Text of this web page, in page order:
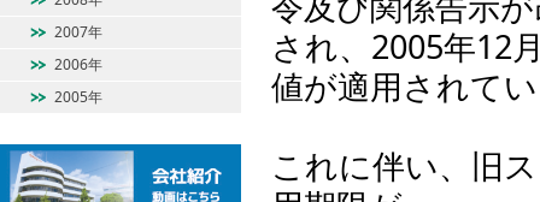
され、2005年12
値が適用されて
これに伴い、旧
2007年
2006年
2005年